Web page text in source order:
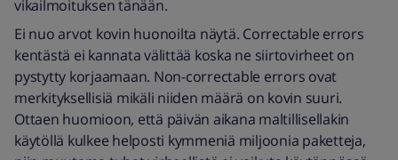
vikailmoituksen tänään.
Ei nuo arvot kovin huonoilta näytä. Correctable errors
kentästä ei kannata välittää koska ne siirtovirheet on
pystytty korjaamaan. Non-correctable errors ovat
merkityksellisiä mikäli niiden määrä on kovin suuri.
Ottaen huomioon, että päivän aikana maltillisellakin
käytöllä kulkee helposti kymmeniä miljoonia paketteja,